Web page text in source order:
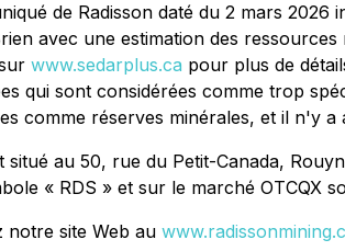
de Radisson daté du 2 mars
avec une estimation des
www.sedarplus.ca pour plus de
qui sont considérées comme trop
comme réserves minérales, et il n'y a
situé au 50, rue du Petit-Canada,
« RDS » et sur le marché OTCQX
site Web au